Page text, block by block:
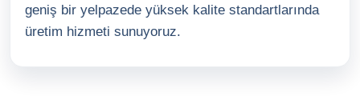
geniş bir yelpazede yüksek kalite standartlarında
üretim hizmeti sunuyoruz.